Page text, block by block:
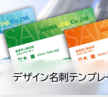
デザイン名刺テンプレ